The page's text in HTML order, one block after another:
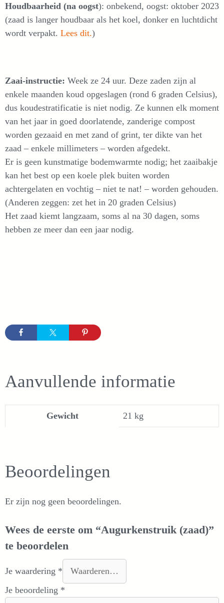
Houdbaarheid (na oogst): onbekend, oogst: oktober 2023
(zaad is langer houdbaar als het koel, donker en luchtdicht
wordt verpakt. Lees dit.)
Zaai-instructie: Week ze 24 uur. Deze zaden zijn al
enkele maanden koud opgeslagen (rond 6 graden Celsius),
dus koudestratificatie is niet nodig. Ze kunnen elk moment
van het jaar in goed doorlatende, zanderige compost
worden gezaaid en met zand of grint, ter dikte van het
zaad – enkele millimeters – worden afgedekt.
Er is geen kunstmatige bodemwarmte nodig; het zaaibakje
kan het best op een koele plek buiten worden
achtergelaten en vochtig – niet te nat! – worden gehouden.
(Anderen zeggen: zet het in 20 graden Celsius)
Het zaad kiemt langzaam, soms al na 30 dagen, soms
hebben ze meer dan een jaar nodig.
Aanvullende informatie
Gewicht 21 kg
Beoordelingen
Er zijn nog geen beoordelingen.
Wees de eerste om “Augurkenstruik (zaad)”
te beoordelen
Je waardering *
Je beoordeling *